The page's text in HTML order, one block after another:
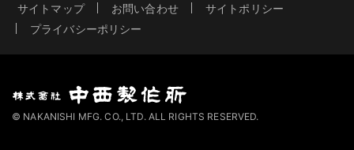
サイトマップ お問い合わせ
サイトポリシー
プライバシーポリシー
© NAKANISHI MFG. CO., LTD. ALL RIGHTS RESERVED.